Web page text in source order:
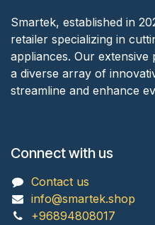
Smartek, established in
retailer specializing in
appliances. Our
a diverse array of
streamline and enhance
Connect with us
Contact us
info@smartek.shop
+96894808017